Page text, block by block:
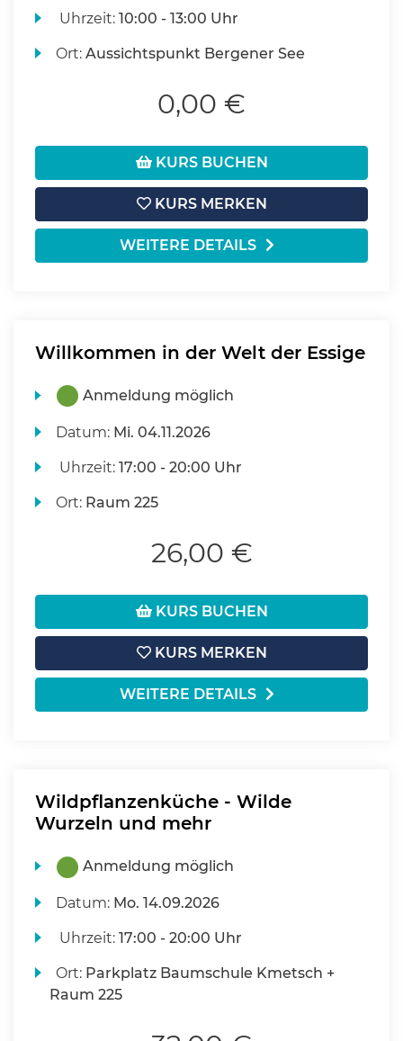
Uhrzeit:10:00 - 13:00 Uhr
Ort:Aussichtspunkt Bergener See
0,00 €
KURS BUCHEN
KURS MERKEN
WEITERE DETAILS
Willkommen in der Welt der Essige
Anmeldung möglich
Datum: Mi. 04.11.2026
Uhrzeit:17:00 - 20:00 Uhr
Ort: Raum 225
26,00 €
KURS BUCHEN
KURS MERKEN
WEITERE DETAILS
Wildpflanzenküche - Wilde
Wurzeln und mehr
Anmeldung möglich
Datum: Mo. 14.09.2026
Uhrzeit:17:00 - 20:00 Uhr
Ort: Parkplatz Baumschule Kmetsch +
Raum 225